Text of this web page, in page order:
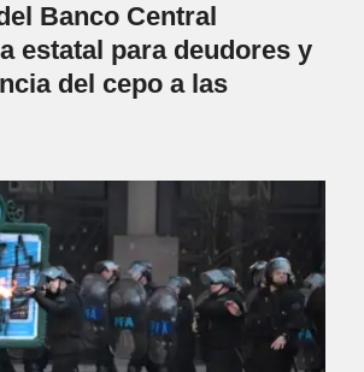
Banco Central
estatal para deudores y
del cepo a las